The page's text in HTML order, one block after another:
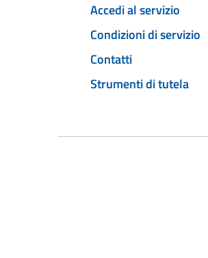
Accedi al servizio
Condizioni di servizio
Contatti
Strumenti di tutela